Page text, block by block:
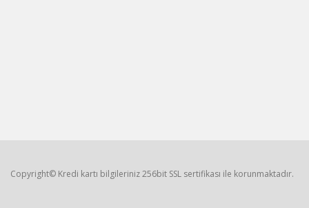
Copyright© Kredi kartı bilgileriniz 256bit SSL sertifikası ile korunmaktadır.